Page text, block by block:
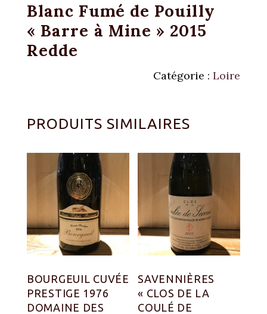
Blanc Fumé de Pouilly
« Barre à Mine » 2015
Redde
Catégorie : Loire
PRODUITS SIMILAIRES
BOURGEUIL CUVÉE
PRESTIGE 1976
DOMAINE DES
SAVENNIÈRES
« CLOS DE LA
COULÉ DE